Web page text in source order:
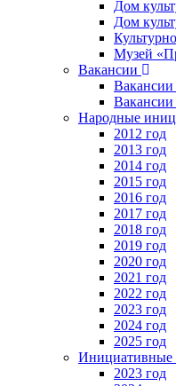
Дом
Дом
Музей
Вакансии
Вакансии
Народные
2012 год
2013 год
2014 год
2015 год
2016 год
2017 год
2018 год
2019 год
2020 год
2021 год
2022 год
2023 год
2024 год
2025 год
Инициативные
2023 год